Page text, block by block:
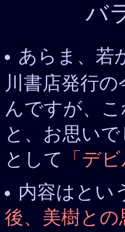
バ
あらま、若
川書店発行
んですが、
と、お思い
として
「デ
内容はとい
後、美樹と